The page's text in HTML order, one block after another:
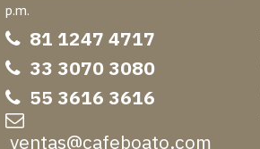
p.m.
81 1247 4717
33 3070 3080
55 3616 3616
ventas@cafeboato.com